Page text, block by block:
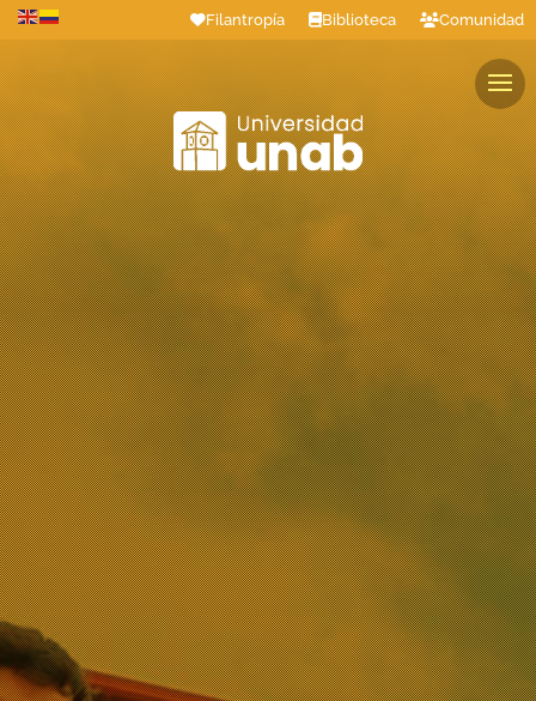
Filantropía Biblioteca Comunidad
Estudiantes Profesores Colaboradores Graduados